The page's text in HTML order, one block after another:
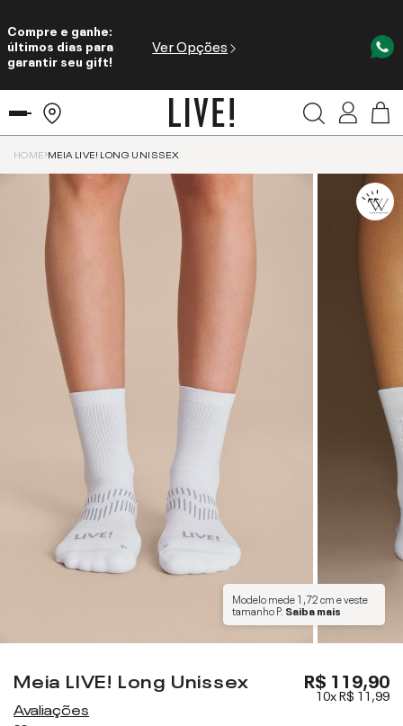
Compre e ganhe:
últimos dias para
garantir seu gift!
Ver Opções
HOME MEIA LIVE! LONG UNISSEX
Modelo mede1,72 cme veste
tamanhoP. Saiba mais
Meia LIVE! Long Unissex
Avaliações
R$ 119,90
10xR$ 11,99